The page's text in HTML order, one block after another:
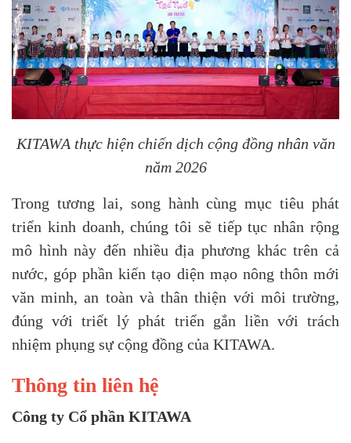
KITAWA thực hiện chiến dịch cộng đồng nhân văn
năm 2026
Trong tương lai, song hành cùng mục tiêu phát
triển kinh doanh, chúng tôi sẽ tiếp tục nhân rộng
mô hình này đến nhiều địa phương khác trên cả
nước, góp phần kiến tạo diện mạo nông thôn mới
văn minh, an toàn và thân thiện với môi trường,
đúng với triết lý phát triển gắn liền với trách
nhiệm phụng sự cộng đồng của KITAWA.
Thông tin liên hệ
Công ty Cổ phần KITAWA